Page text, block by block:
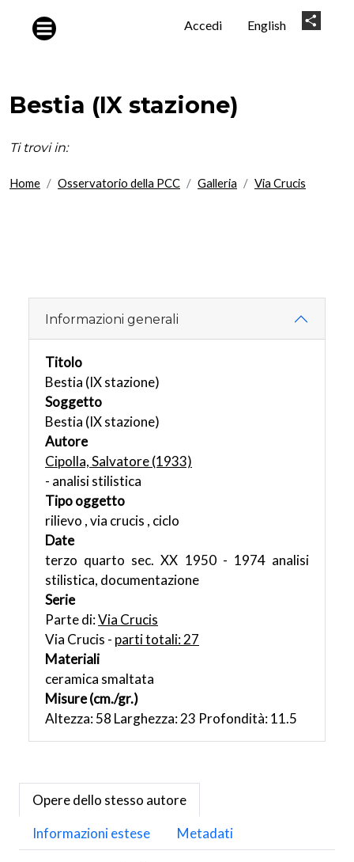
User
Accedi English
Bestia (IX stazione)
Ti trovi in:
Home Osservatorio della PCC Galleria Via Crucis
Informazioni generali
Titolo
Bestia (IX stazione)
Soggetto
Bestia (IX stazione)
Autore
Cipolla, Salvatore (1933)
- analisi stilistica
Tipo oggetto
rilievo , via crucis , ciclo
Date
terzo quarto sec. XX 1950 - 1974 analisi
stilistica, documentazione
Serie
Parte di:Via Crucis
Via Crucis - parti totali: 27
Materiali
ceramica smaltata
Misure (cm./gr.)
Altezza: 58 Larghezza: 23 Profondità: 11.5
Opere dello stesso autore
Informazioni estese
Metadati